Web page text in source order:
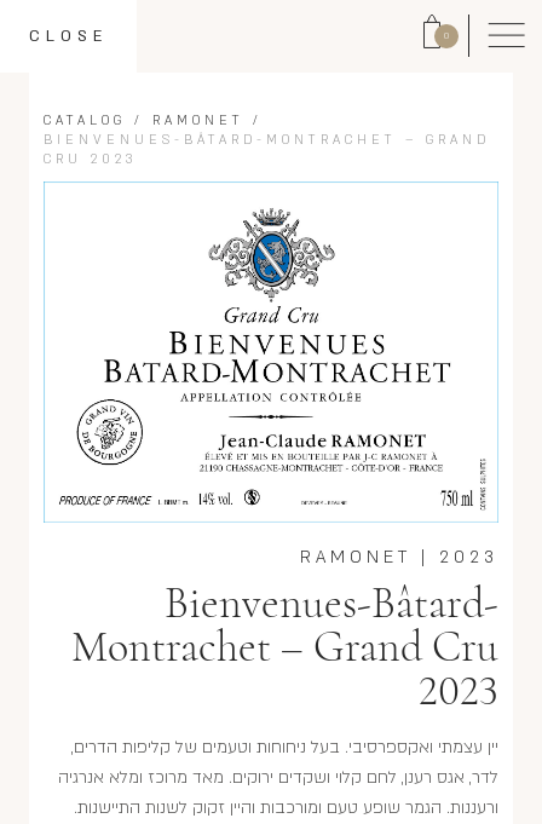
0
CLOSE
CATALOG / RAMONET
/
BIENVENUES-BÂTARD-MONTRACHET – GRAND
CRU 2023
2023
|
RAMONET
Bienvenues-Bâtard-
Montrachet – Grand Cru
2023
יין עצמתי ואקספרסיבי. בעל ניחוחות וטעמים של קליפות הדרים,
לדר, אגס רענן, לחם קלוי ושקדים ירוקים. מאד מרוכז ומלא אנרגיה
ורעננות. הגמר שופע טעם ומורכבות והיין זקוק לשנות התיישנות.